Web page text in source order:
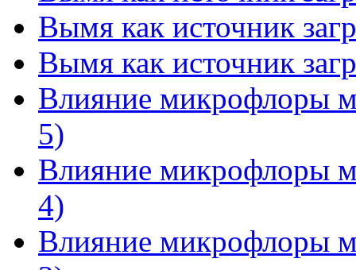
Вымя как источник
Вымя как источник
Влияние микрофлоры
5)
Влияние микрофлоры
4)
Влияние микрофлоры